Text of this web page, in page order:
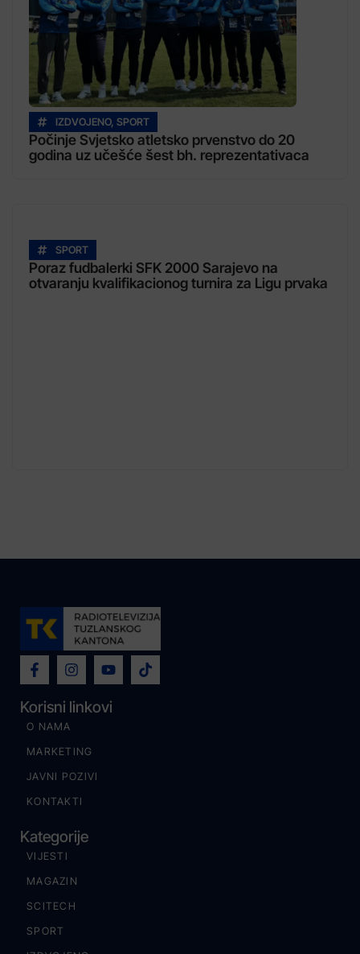
IZDVOJENO, SPORT
Počinje Svjetsko atletsko prvenstvo do 20
godina uz učešće šest bh. reprezentativaca
SPORT
Poraz fudbalerki SFK 2000 Sarajevo na
otvaranju kvalifikacionog turnira za Ligu prvaka
Korisni linkovi
O NAMA
MARKETING
JAVNI POZIVI
KONTAKTI
Kategorije
VIJESTI
MAGAZIN
SCITECH
SPORT